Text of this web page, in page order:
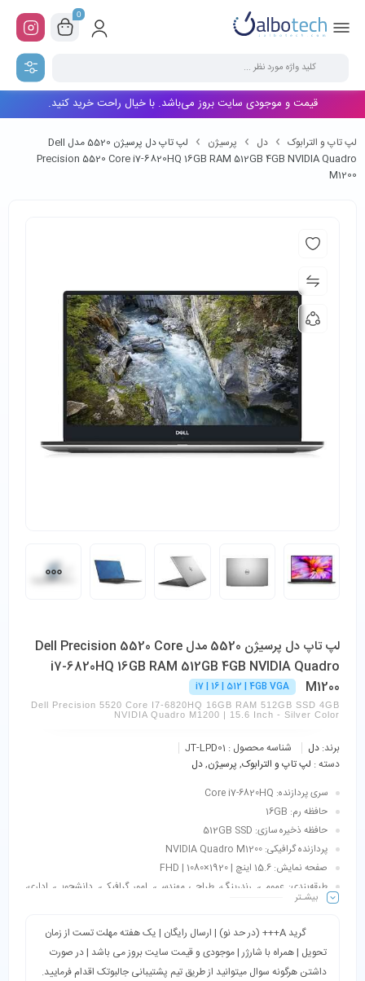
0
قیمت و موجودی سایت بروز می‌باشد. با خیال راحت خرید کنید.
لپ تاپ و الترابوک دل پرسیژن
لپ تاپ دل پرسیژن 5520 مدل Dell
Precision 5520 Core i7-6820HQ 16GB RAM 512GB 4GB NVIDIA Quadro
M1200
لپ تاپ دل پرسیژن 5520 مدل Dell Precision 5520 Core
i7-6820HQ 16GB RAM 512GB 4GB NVIDIA Quadro
M1200
i7 | 16 | 512 | 4GB VGA
Dell Precision 5520 Core I7-6820HQ 16GB RAM 512GB SSD 4GB
NVIDIA Quadro M1200 | 15.6 Inch - Silver Color
برند: دل شناسه محصول : JT-LPD01
دسته : لپ تاپ و الترابوک, پرسیژن,دل
سری پردازنده: Core i7-6820HQ
حافظه رم: 16GB
حافظه ذخیره سازی: 512GB SSD
پردازنده گرافیکی: NVIDIA Quadro M1200
صفحه نمایش: 15.6 اینچ | 1920×1080 | FHD
طبقه‌بندی: عمومی، رندرینگ، طراحی مهندسی، امور گرافیکی، دانشجویی، اداری،
فتوشاپ، ترید، مالتی مدیا و…
بیشـتر
گرید A+++ (در حد نو) | ارسال رایگان | یک هفته مهلت تست از زمان
تحویل | همراه با شارژر | موجودی و قیمت سایت بروز می باشد | در صورت
داشتن هرگونه سوال میتوانید از طریق تیم پشتیبانی جالبوتک اقدام فرمایید.